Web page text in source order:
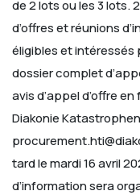
de 2 lots ou les 3 lots.
d’offres et réunions
éligibles et
dossier complet
avis d’appel d’offre
Diakonie
tard le mardi 16 avril
d’information sera